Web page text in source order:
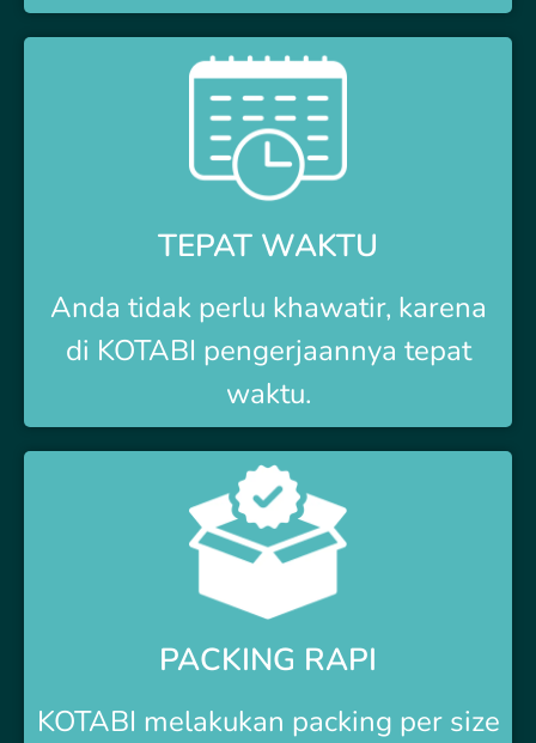
TEPAT WAKTU
Anda tidak perlu khawatir, karena
di KOTABI pengerjaannya tepat
waktu.
PACKING RAPI
KOTABI melakukan packing per size